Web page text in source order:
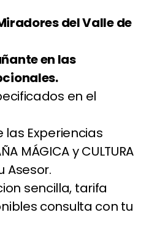
del Valle de
en las
en el
las Experiencias
MÁGICA y CULTURA
Asesor.
sencilla, tarifa
consulta con tu